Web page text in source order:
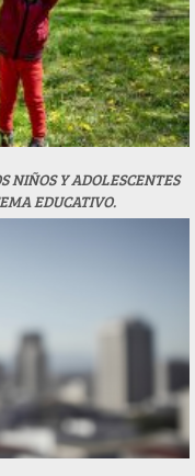
NIÑOS Y ADOLESCENTES
EDUCATIVO.